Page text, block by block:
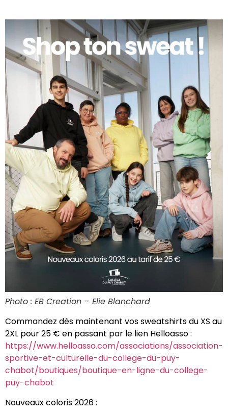
Photo : EB Creation – Elie Blanchard
Commandez dès maintenant vos sweatshirts du XS au
2XL pour 25 € en passant par le lien Helloasso :
https://www.helloasso.com/associations/association-
sportive-et-culturelle-du-college-du-puy-
chabot/boutiques/boutique-en-ligne-du-college-
puy-chabot
Nouveaux coloris 2026 :